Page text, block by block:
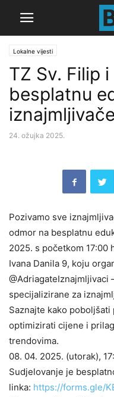
Lokalne vijesti
TZ Sv. Filip
besplatnu
iznajmljivače
24. ožujka 2025.
Pozivamo sve
odmor na besplatnu
2025. s početkom 17:00
Ivana Danila 9, koju
@AdriagateIznajmljivaci
specijalizirane za
Saznajte kako
optimizirati cijene i
trendovima.
08. 04. 2025. (utorak),
Sudjelovanje je
linka: https://forms.gle/